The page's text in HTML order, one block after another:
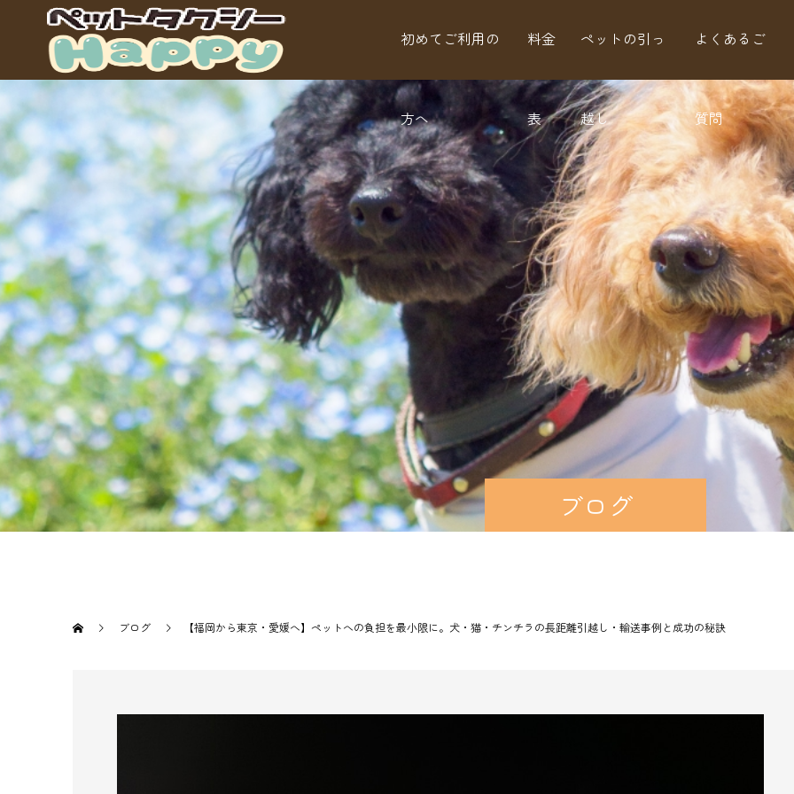
初めてご利用の
方へ
料金
表
ペットの引っ
越し
よくあるご
質問
ブログ
ブログ 【福岡から東京・愛媛へ】ペットへの負担を最小限に。犬・猫・チンチラの長距離引越し・輸送事例と成功の秘訣